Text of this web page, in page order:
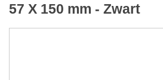
57 X 150 mm - Zwart